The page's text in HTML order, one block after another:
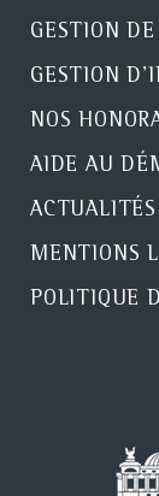
GESTION
GESTION
NOS
AIDE AU
ACTUALITÉS
MENTIONS
POLITIQUE